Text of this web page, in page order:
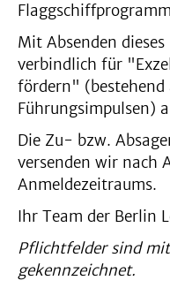
Mit Absenden
verbindlich für
fördern" (bestehend
Führungsimpulsen)
Die Zu- bzw.
versenden wir nach
Anmeldezeitraums.
Ihr Team der Berlin
Pflichtfelder sind
gekennzeichnet.